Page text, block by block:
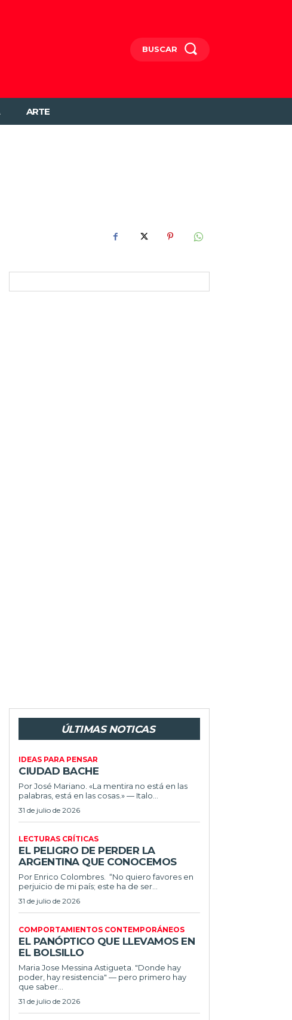
BUSCAR
ARTE
ÚLTIMAS NOTICAS
IDEAS PARA PENSAR
CIUDAD BACHE
Por José Mariano. «La mentira no está en las
palabras, está en las cosas.» — Italo...
31 de julio de 2026
LECTURAS CRÍTICAS
EL PELIGRO DE PERDER LA
ARGENTINA QUE CONOCEMOS
Por Enrico Colombres. “No quiero favores en
perjuicio de mi país; este ha de ser...
31 de julio de 2026
COMPORTAMIENTOS CONTEMPORÁNEOS
EL PANÓPTICO QUE LLEVAMOS EN
EL BOLSILLO
Maria Jose Messina Astigueta. "Donde hay
poder, hay resistencia" — pero primero hay
que saber...
31 de julio de 2026